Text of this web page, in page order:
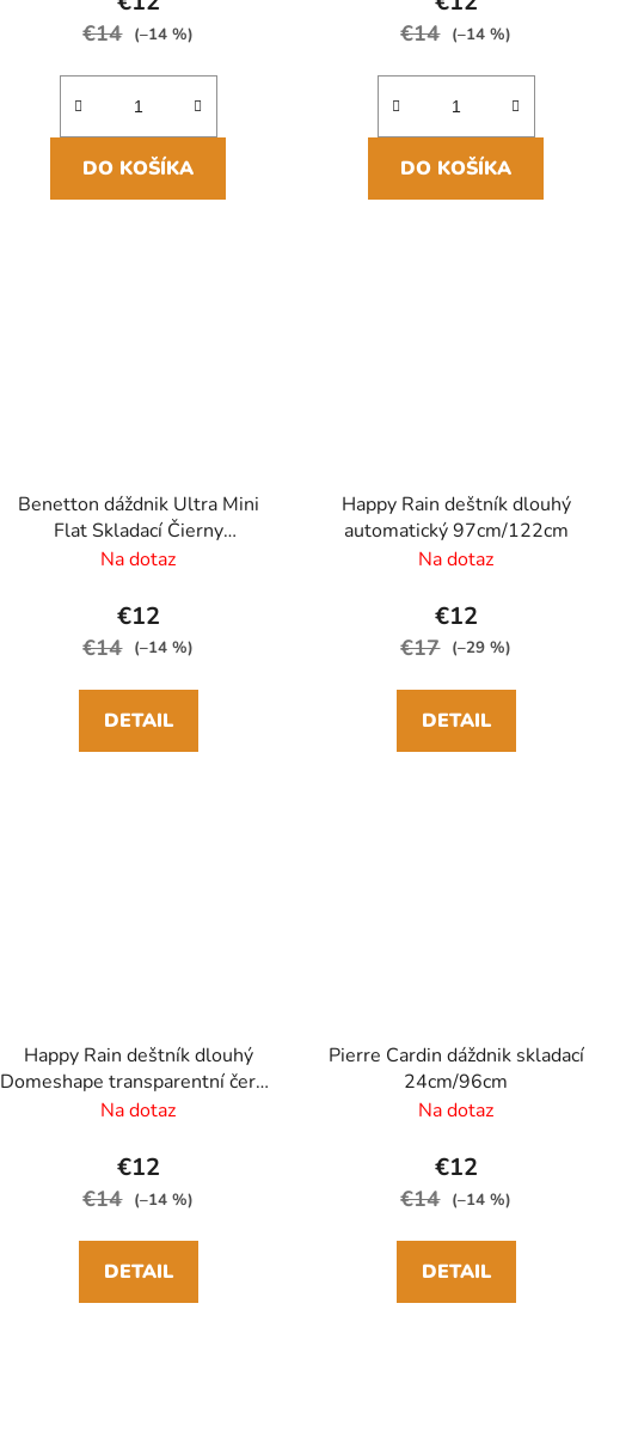
€14 (–14 %)
DO KOŠÍKA
€14 (–14 %)
DO KOŠÍKA
Benetton dáždnik Ultra Mini
Flat Skladací Čierny
17cm/87cm
Na dotaz
€12
€14 (–14 %)
DETAIL
Happy Rain deštník dlouhý
automatický 97cm/122cm
Na dotaz
€12
€17 (–29 %)
DETAIL
Happy Rain deštník dlouhý
Domeshape transparentní černý
84cm/90cm
Na dotaz
€12
€14 (–14 %)
DETAIL
Pierre Cardin dáždnik skladací
24cm/96cm
Na dotaz
€12
€14 (–14 %)
DETAIL